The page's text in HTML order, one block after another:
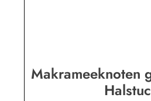
Makrameeknoten